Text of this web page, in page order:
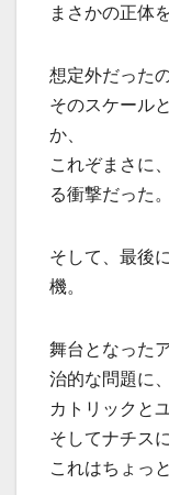
まさかの正体
想定外だった
そのスケール
か、
これぞまさに
る衝撃だった。
そして、最後
機。
舞台となった
治的な問題に、
カトリックと
そしてナチス
これはちょっ